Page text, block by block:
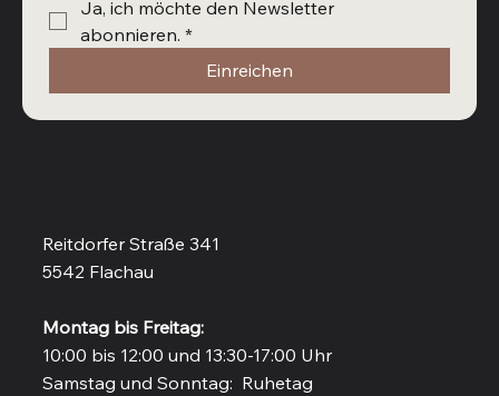
Reitdorfer Straße 341
5542 Flachau
Montag bis Freitag:
10:00 bis 12:00 und 13:30-17:00 Uhr
Samstag und Sonntag: Ruhetag
Ja, ich möchte den Newsletter
abonnieren. *
Einreichen